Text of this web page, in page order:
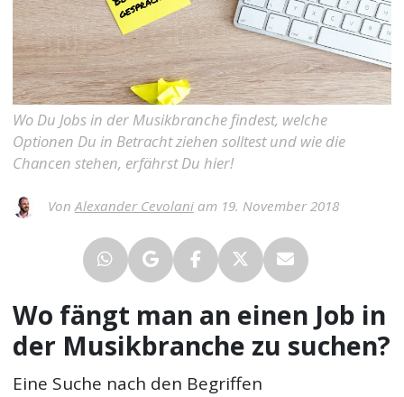
Wo Du Jobs in der Musikbranche findest, welche
Optionen Du in Betracht ziehen solltest und wie die
Chancen stehen, erfährst Du hier!
Von Alexander Cevolaniam 19. November 2018
Wo fängt man an einen Job in
der Musikbranche zu suchen?
Eine Suche nach den Begriffen